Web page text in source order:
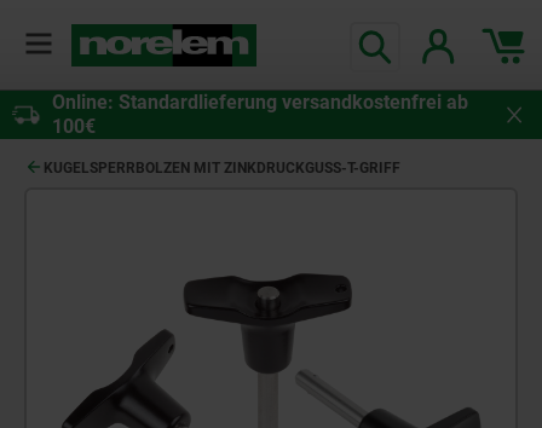
Online: Standardlieferung versandkostenfrei ab
100€
KUGELSPERRBOLZEN MIT ZINKDRUCKGUSS-T-GRIFF